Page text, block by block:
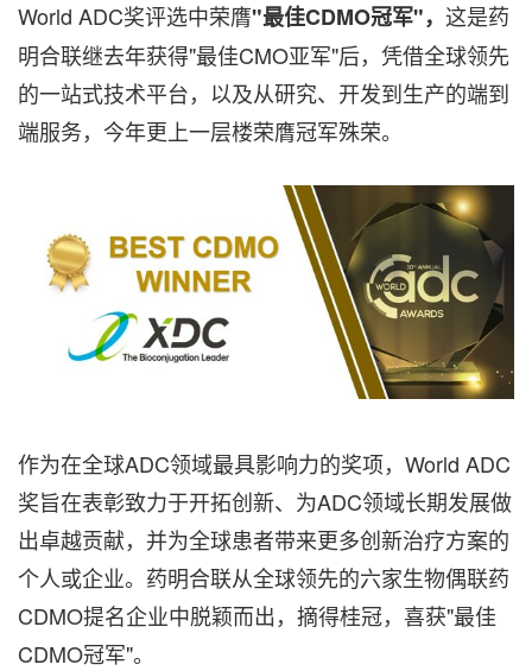
World ADC奖评选中荣膺"最佳CDMO冠军"， 这是药
明合联继去年获得"最佳CMO亚军"后，凭借全球领先
的一站式技术平台，以及从研究、开发到生产的端到
端服务，今年更上一层楼荣膺冠军殊荣。
作为在全球ADC领域最具影响力的奖项，World ADC
奖旨在表彰致力于开拓创新、为ADC领域长期发展做
出卓越贡献，并为全球患者带来更多创新治疗方案的
个人或企业。药明合联从全球领先的六家生物偶联药
CDMO提名企业中脱颖而出，摘得桂冠，喜获"最佳
CDMO冠军"。